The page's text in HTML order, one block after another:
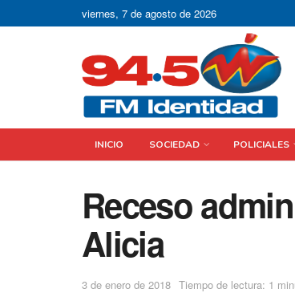
viernes, 7 de agosto de 2026
INICIO SOCIEDAD POLICIALES
Receso
Alicia
3 de enero de 2018 Tiempo de lectura: 1